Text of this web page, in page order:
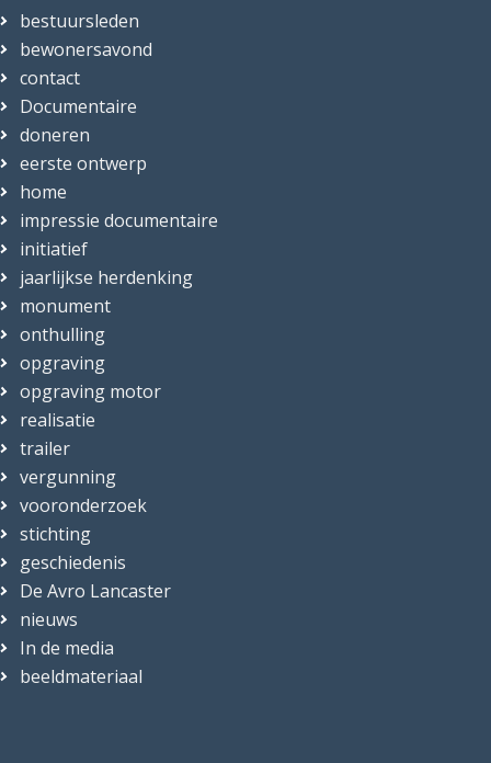
bestuursleden
bewonersavond
contact
Documentaire
doneren
eerste ontwerp
home
impressie documentaire
initiatief
jaarlijkse herdenking
monument
onthulling
opgraving
opgraving motor
realisatie
trailer
vergunning
vooronderzoek
stichting
geschiedenis
De Avro Lancaster
nieuws
In de media
beeldmateriaal